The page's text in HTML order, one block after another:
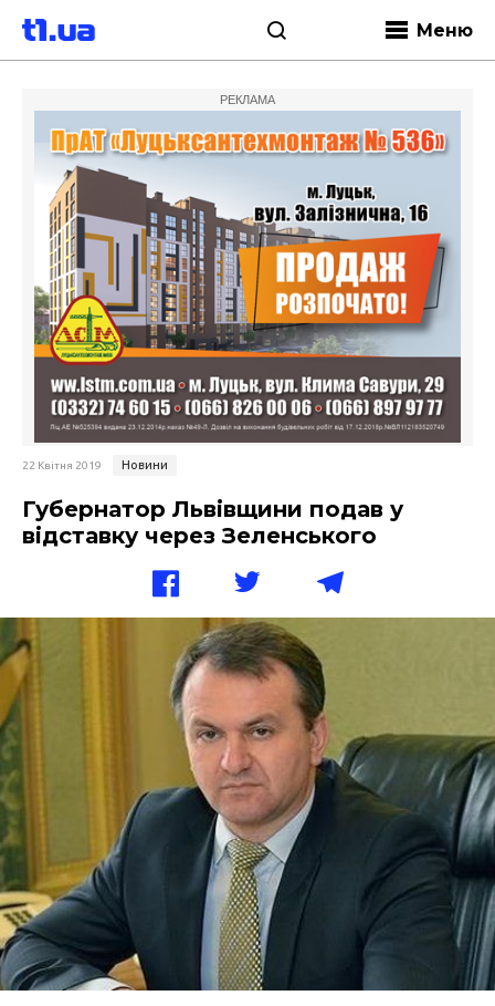
Меню
РЕКЛАМА
22 Квітня 2019 Новини
Губернатор Львівщини подав у
відставку через Зеленського